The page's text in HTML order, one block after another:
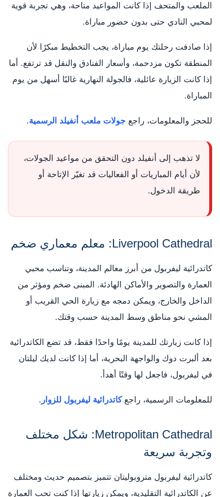
الملعب والمتحف إذا كانت المواعيد متاحة، وهي تجربة قوية
لمحبي النادي حتى بدون حضور مباراة.
إذا صادفت رحلتك يوم مباراة، يجب التخطيط مبكرًا لأن
المنطقة تكون مزدحمة، وأسعار الفنادق والنقل قد ترتفع. أما
إذا كانت الزيارة عائلية، فالجولة النهارية غالبًا أسهل من يوم
المباراة.
للحجز والمعلومات، راجع جولات ملعب أنفيلد الرسمية.
لا تذهب إلى أنفيلد دون التحقق من مواعيد الجولات،
لأن أيام المباريات أو الفعاليات قد تغيّر الإتاحة أو
طريقة الدخول.
Liverpool Cathedral: معلم معماري ضخم
كاتدرائية ليفربول من أبرز معالم المدينة، وتناسب محبي
العمارة والتصوير والأماكن الهادئة. المبنى ضخم ومؤثر من
الداخل والخارج، ويمكن دمجه مع زيارة الحي القريب أو
المشي نحو مناطق وسط المدينة حسب وقتك.
إذا كانت زيارتك للمدينة يومًا واحدًا فقط، قد تضع الكاتدرائية
بعد ألبرت دوك والواجهة البحرية، أما إذا كانت لديك ليلتان
في ليفربول، فاجعل لها وقتًا أهدأ.
للمعلومات الرسمية، راجعكاتدرائية ليفربول للزوار .
Metropolitan Cathedral: شكل مختلف
وتجربة سريعة
كاتدرائية ليفربول متروبوليتان تتميز بتصميم حديث ومختلف
عن الكاتدرائية التقليدية، ويمكن زيارتها إذا كنت تحب العمارة